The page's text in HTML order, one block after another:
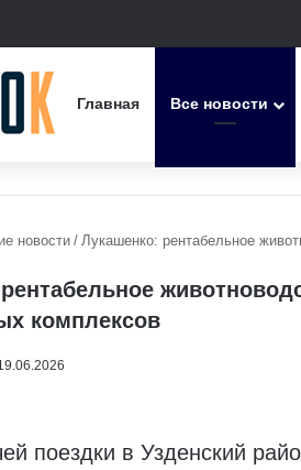
Главная Все новости
новости/ Лукашенко: рентабельное
комплексов
поездки в Узденский